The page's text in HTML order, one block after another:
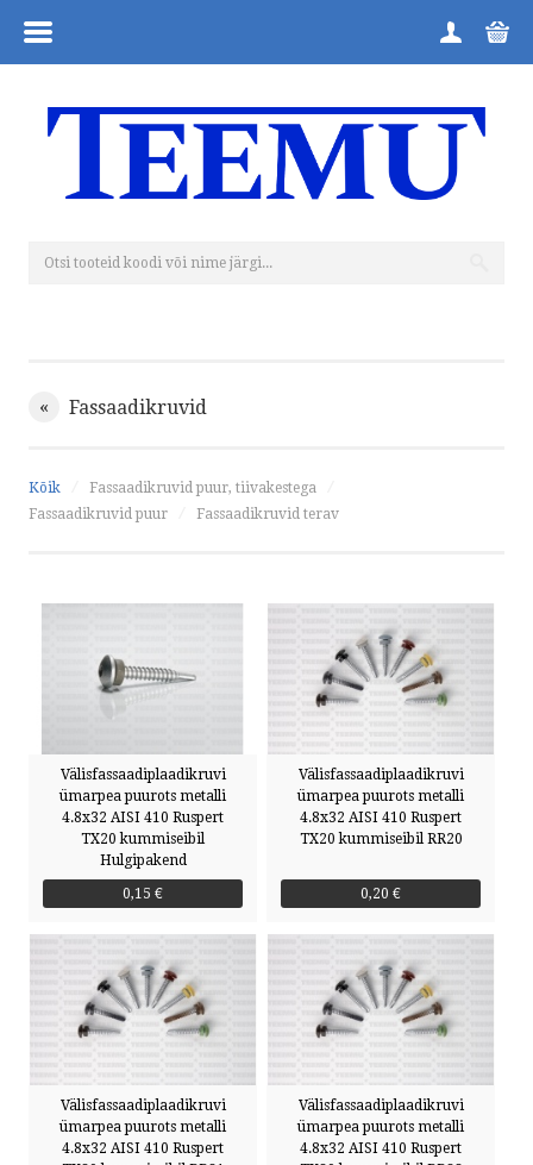
KONTAKT
KIRJUTA
by ShopRoller
« Fassaadikruvid
Kõik
Fassaadikruvid puur, tiivakestega
Fassaadikruvid puur
Fassaadikruvid terav
Välisfassaadiplaadikruvi
ümarpea puurots metalli
4.8x32 AISI 410 Ruspert
TX20 kummiseibil
Hulgipakend
0,15 €
Välisfassaadiplaadikruvi
ümarpea puurots metalli
4.8x32 AISI 410 Ruspert
TX20 kummiseibil RR20
0,20 €
Välisfassaadiplaadikruvi
ümarpea puurots metalli
4.8x32 AISI 410 Ruspert
Välisfassaadiplaadikruvi
ümarpea puurots metalli
4.8x32 AISI 410 Ruspert